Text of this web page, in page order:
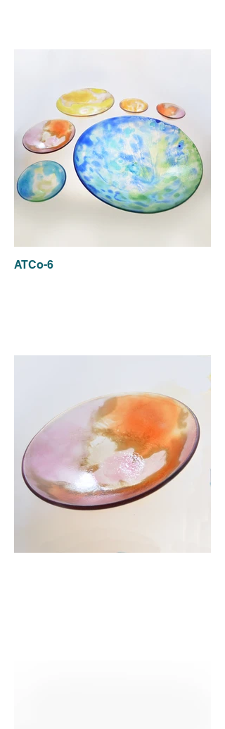
ATCo-6